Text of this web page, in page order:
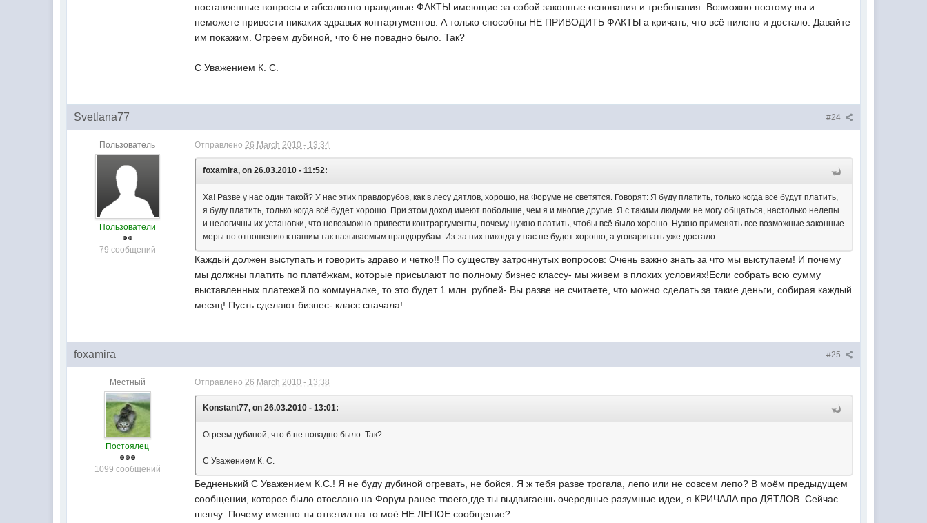
поставленные вопросы и абсолютно правдивые ФАКТЫ имеющие за собой законные основания и требования. Возможно поэтому вы и
неможете привести никаких здравых контаргументов. А только способны НЕ ПРИВОДИТЬ ФАКТЫ а кричать, что всё нилепо и достало. Давайте
им покажим. Огреем дубиной, что б не повадно было. Так?
С Уважением К. С.
#24
Svetlana77
Пользователь
Пользователи
79 сообщений
Отправлено26 March 2010 - 13:34
foxamira, on 26.03.2010 - 11:52:
Ха! Разве у нас один такой? У нас этих правдорубов, как в лесу дятлов, хорошо, на Форуме не светятся. Говорят: Я буду платить, только когда все будут платить,
я буду платить, только когда всё будет хорошо. При этом доход имеют побольше, чем я и многие другие. Я с такими людьми не могу общаться, настолько нелепы
и нелогичны их установки, что невозможно привести контраргументы, почему нужно платить, чтобы всё было хорошо. Нужно применять все возможные законные
меры по отношению к нашим так называемым правдорубам. Из-за них никогда у нас не будет хорошо, а уговаривать уже достало.
Каждый должен выступать и говорить здраво и четко!! По существу затроннутых вопросов: Очень важно знать за что мы выступаем! И почему
мы должны платить по платёжкам, которые присылают по полному бизнес классу- мы живем в плохих условиях!Если собрать всю сумму
выставленных платежей по коммуналке, то это будет 1 млн. рублей- Вы разве не считаете, что можно сделать за такие деньги, собирая каждый
месяц! Пусть сделают бизнес- класс сначала!
#25
foxamira
Местный
Постоялец
1099 сообщений
Отправлено26 March 2010 - 13:38
Konstant77, on 26.03.2010 - 13:01:
Огреем дубиной, что б не повадно было. Так?
С Уважением К. С.
Бедненький С Уважением К.С.! Я не буду дубиной огревать, не бойся. Я ж тебя разве трогала, лепо или не совсем лепо? В моём предыдущем
сообщении, которое было отослано на Форум ранее твоего,где ты выдвигаешь очередные разумные идеи, я КРИЧАЛА про ДЯТЛОВ. Сейчас
шепчу: Почему именно ты ответил на то моё НЕ ЛЕПОЕ сообщение?